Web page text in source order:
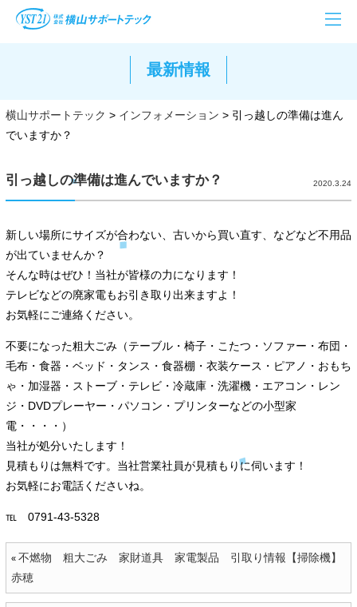
最新情報
横山サポートテック > インフォメーション > 引っ越しの準備は進ん
でいますか？
引っ越しの準備は進んでいますか？ 2020.3.24
新しい場所にサイズが合わない、古いから買い直す、などなど不用品
が出ていませんか？
そんな時はぜひ！当社が皆様の力になります！
テレビなどの廃家電もお引き取り出来ますよ！
お気軽にご連絡ください。
不要になった粗大ごみ（テーブル・椅子・こたつ・ソファー・布団・
毛布・食器・ベッド・タンス・食器棚・衣装ケース・ピアノ・おもち
ゃ・加湿器・ストーブ・テレビ・冷蔵庫・洗濯機・エアコン・レン
ジ・DVDプレーヤー・パソコン・プリンターなどの小型家
電・・・・）
当社が処分いたします！
見積もりは無料です。当社営業社員が見積もりに伺います！
お気軽にお電話くださいね。
℡ 0791-43-5328
« 不燃物 粗大ごみ 家財道具 家電製品 引取り情報【掃除機】
赤穂